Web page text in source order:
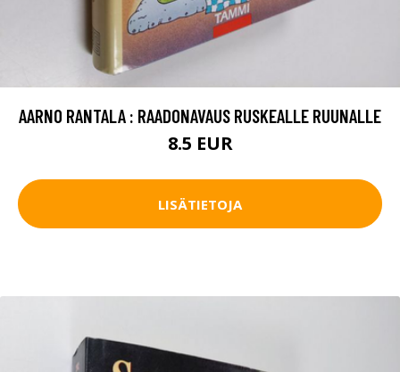
AARNO RANTALA : RAADONAVAUS RUSKEALLE RUUNALLE
8.5 EUR
LISÄTIETOJA